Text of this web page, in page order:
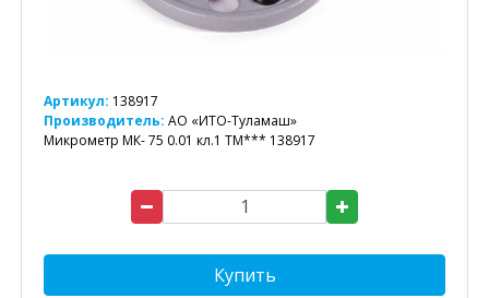
Артикул: 138917
Производитель: АО «ИТО-Туламаш»
Микрометр МК- 75 0.01 кл.1 ТМ*** 138917
Купить